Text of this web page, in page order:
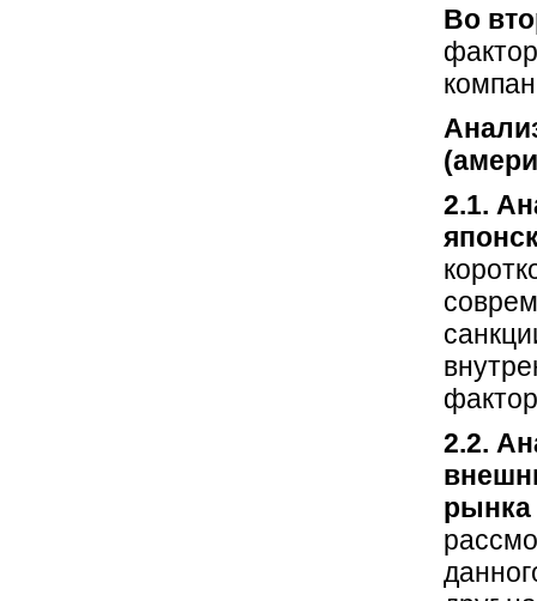
Во
2.1.
2.2.
рынка